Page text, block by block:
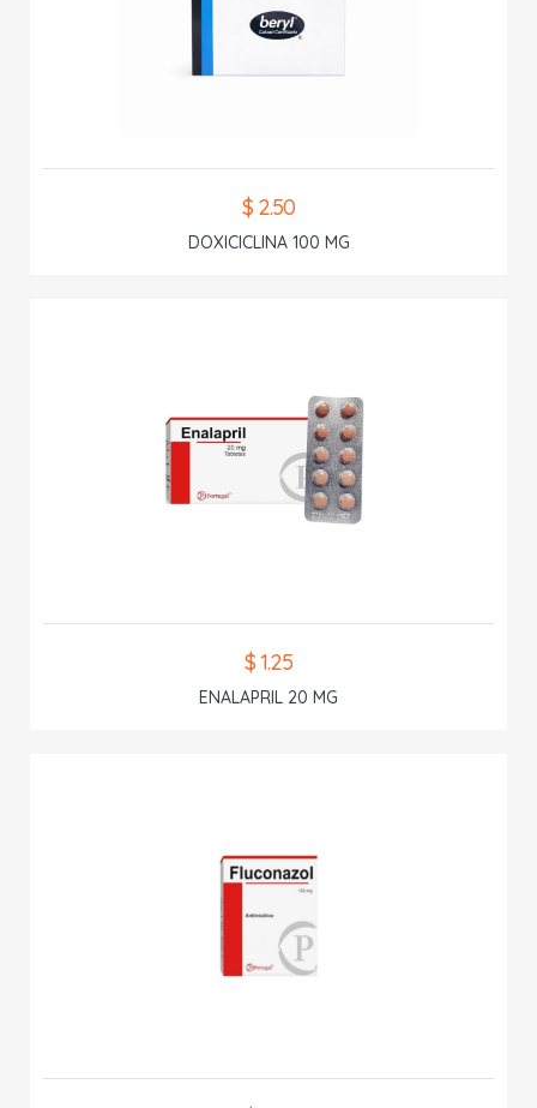
$ 2.50
DOXICICLINA 100 MG
$ 1.25
ENALAPRIL 20 MG